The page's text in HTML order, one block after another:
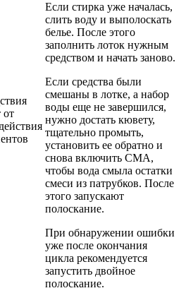
от
Если стирка уже началась,
слить воду и выполоскать
белье. После этого
заполнить лоток нужным
средством и начать заново.
Если средства были
смешаны в лотке, а набор
воды еще не завершился,
нужно достать кювету,
тщательно промыть,
установить ее обратно и
снова включить СМА,
чтобы вода смыла остатки
смеси из патрубков. После
этого запускают
полоскание.
При обнаружении ошибки
уже после окончания
цикла рекомендуется
запустить двойное
полоскание.